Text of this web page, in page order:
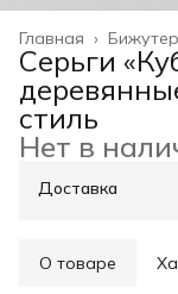
Главная ›
Серьги
стиль
Нет в
Доставка
О товаре